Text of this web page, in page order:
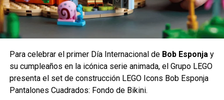
nuestro canal deYoutube
comments
RELATED TOPICS: LEGO PAC-MAN
Detrás de cada héroe hay una historia, detrás de cada
colección esta Ping Solutions.
Para celebrar el primer Día Internacional deBob Esponja y
su cumpleaños en la icónica serie animada, el Grupo LEGO
presenta el set de construcción LEGO Icons Bob Esponja
Pantalones Cuadrados: Fondo de Bikini.